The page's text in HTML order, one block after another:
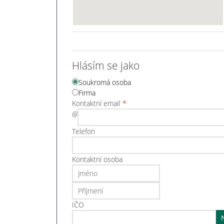
Hlásím se jako
Soukromá osoba
Firma
Kontaktní email
@
Telefon
Kontaktní osoba
IČO